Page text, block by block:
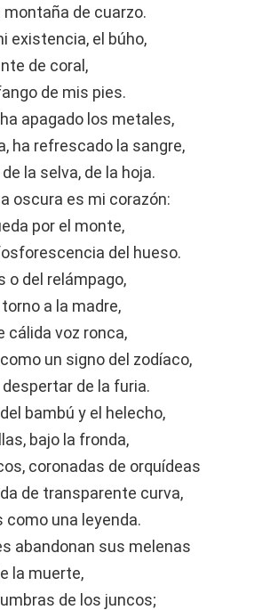
de cuarzo.
existencia, el búho,
de coral,
de mis pies.
apagado los metales,
ha refrescado la sangre,
la selva, de la hoja.
oscura es mi corazón:
por el monte,
del hueso.
o del relámpago,
a la madre,
cálida voz ronca,
un signo del zodíaco,
de la furia.
bambú y el helecho,
bajo la fronda,
coronadas de orquídeas
de transparente curva,
una leyenda.
abandonan sus melenas
la muerte,
de los juncos;